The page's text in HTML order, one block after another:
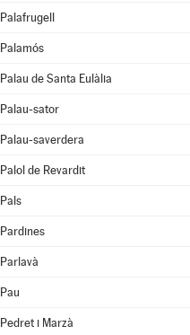
Palafrugell
Palamós
Palau de Santa Eulàlia
Palau-sator
Palau-saverdera
Palol de Revardit
Pals
Pardines
Parlavà
Pau
Pedret i Marzà